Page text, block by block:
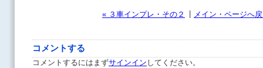
« ３車インプレ・その２ メイン・ページへ
コメントする
コメントするにはまずサインイン してください。